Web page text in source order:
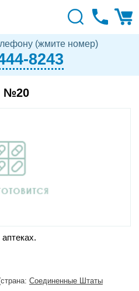
(жмите номер)
8243
№20
Соединенные Штаты